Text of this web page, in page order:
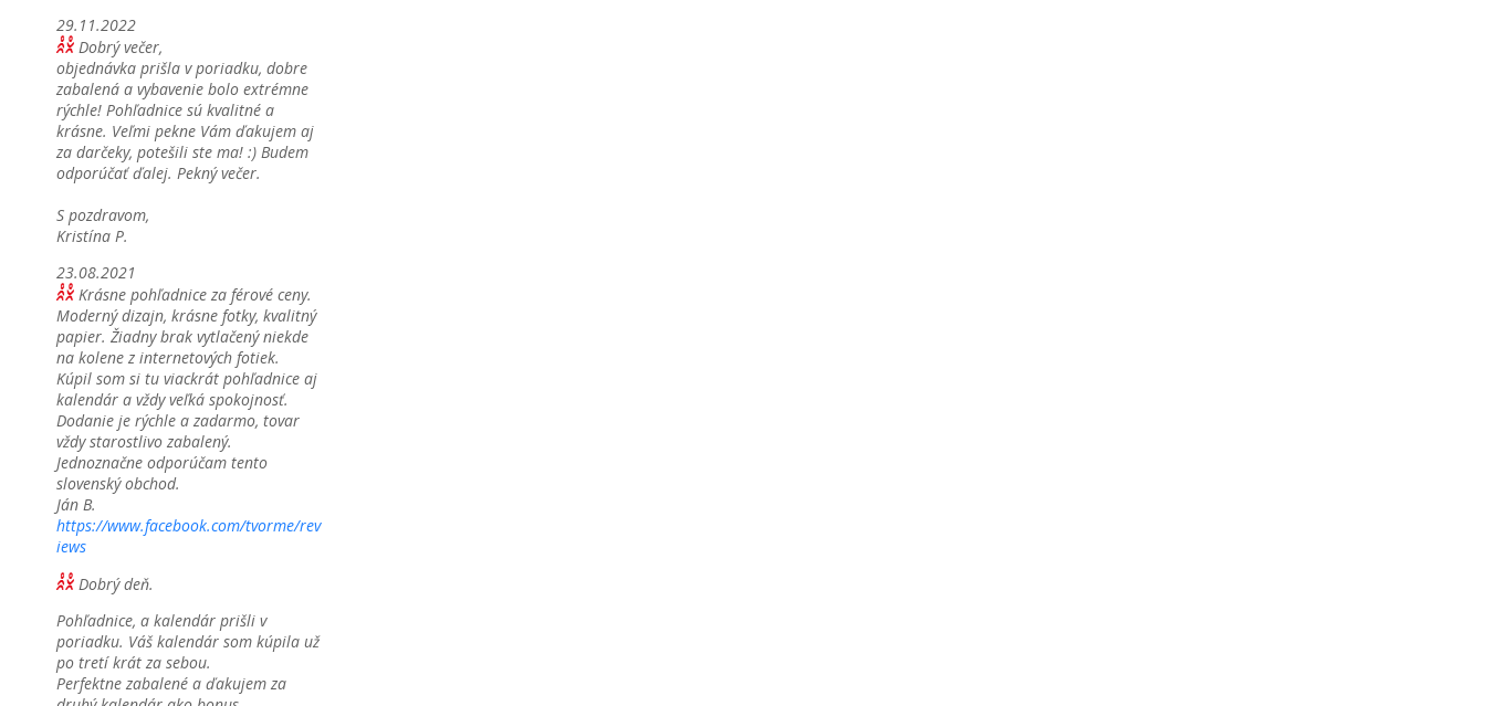
29.11.2022
Dobrý večer,
objednávka prišla v poriadku, dobre
zabalená a vybavenie bolo extrémne
rýchle! Pohľadnice sú kvalitné a
krásne. Veľmi pekne Vám ďakujem aj
za darčeky, potešili ste ma! :) Budem
odporúčať ďalej. Pekný večer.
S pozdravom,
Kristína P.
23.08.2021
Krásne pohľadnice za férové ceny.
Moderný dizajn, krásne fotky, kvalitný
papier. Žiadny brak vytlačený niekde
na kolene z internetových fotiek.
Kúpil som si tu viackrát pohľadnice aj
kalendár a vždy veľká spokojnosť.
Dodanie je rýchle a zadarmo, tovar
vždy starostlivo zabalený.
Jednoznačne odporúčam tento
slovenský obchod.
Ján B.
https://www.facebook.com/tvorme/rev
iews
Dobrý deň.
Pohľadnice, a kalendár prišli v
poriadku. Váš kalendár som kúpila už
po tretí krát za sebou.
Perfektne zabalené a ďakujem za